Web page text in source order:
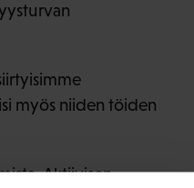
myös niiden töiden
Aktiivisen